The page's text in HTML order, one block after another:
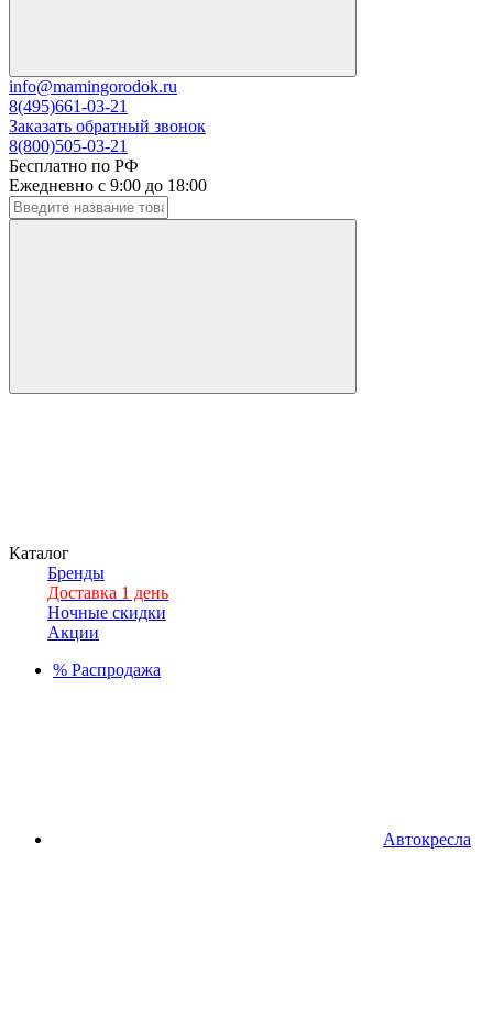
info@mamingorodok.ru
8(495)661-03-21
Заказать обратный звонок
8(800)505-03-21
Бесплатно по РФ
Ежедневно с 9:00 до 18:00
Каталог
Бренды
Доставка 1 день
Ночные скидки
Акции
% Распродажа
Автокресла